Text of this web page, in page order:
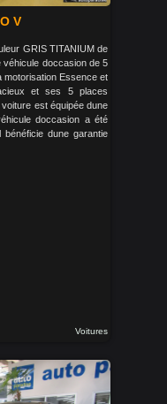
V
GRIS TITANIUM de
véhicule doccasion de 5
Essence et
et ses 5 places
est équipée dune
doccasion a été
dune garantie
Voitures